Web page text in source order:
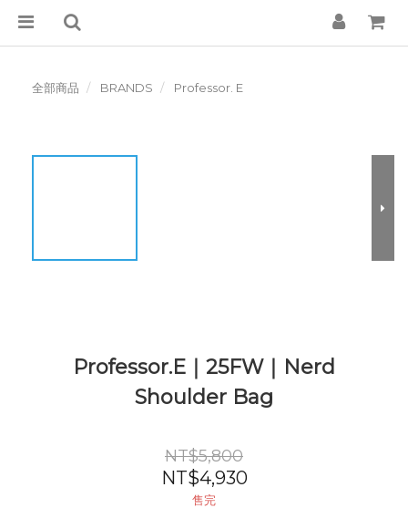
全部商品 BRANDS Professor. E
Professor.E｜25FW｜Nerd
Shoulder Bag
NT$5,800
NT$4,930
售完